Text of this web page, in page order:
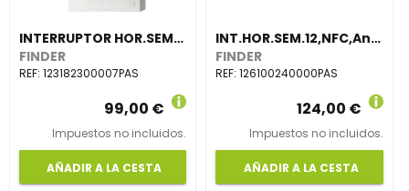
INTERRUPTOR HOR.SEM.12,72x72mm,1 CTO.CONMD.16A,230V AC,RSVA.MARCHA(emb.1u)
FINDER
REF: 123182300007PAS
99,00 €
Impuestos no incluidos.
AÑADIR A LA CESTA
INT.HOR.SEM.12,NFC,An 35mm,1 CTO.CONMD.16A,12/24V AC/DC RSVA.MARCHA(emb.1u)
FINDER
REF:126100240000PAS
124,00 €
Impuestos no incluidos.
AÑADIR A LA CESTA